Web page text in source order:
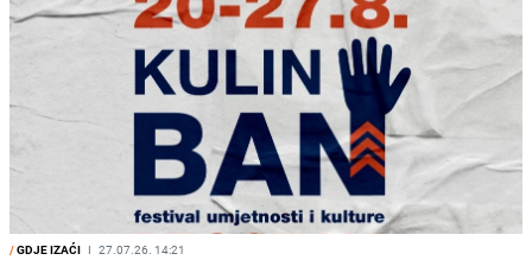
/GDJE IZAĆI I 27.07.26. 14:21